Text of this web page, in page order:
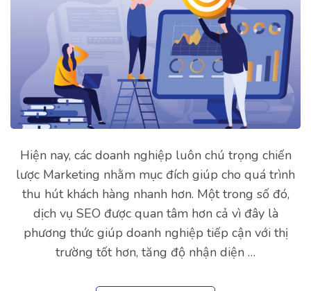
Hiện nay, các doanh nghiệp luôn chú trọng chiến
lược Marketing nhằm mục đích giúp cho quá trình
thu hút khách hàng nhanh hơn. Một trong số đó,
dịch vụ SEO được quan tâm hơn cả vì đây là
phương thức giúp doanh nghiệp tiếp cận với thị
trường tốt hơn, tăng độ nhận diện …